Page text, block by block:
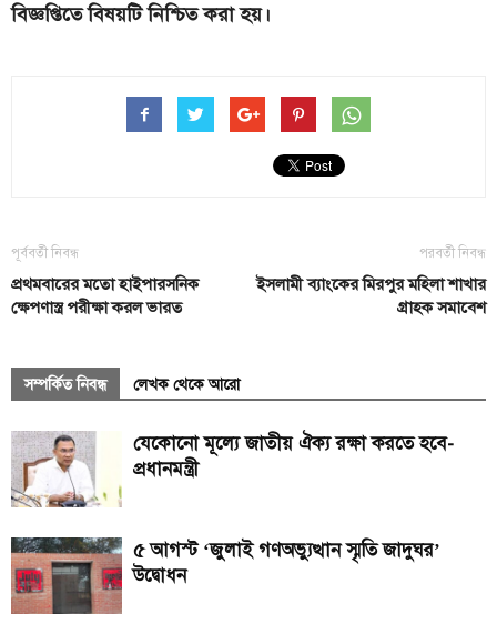
বিজ্ঞপ্তিতে বিষয়টি নিশ্চিত করা হয়।
পূর্ববর্তী নিবন্ধ
প্রথমবারের মতো হাইপারসনিক
ক্ষেপণাস্ত্র পরীক্ষা করল ভারত
পরবর্তী নিবন্ধ
ইসলামী ব্যাংকের মিরপুর মহিলা শাখার
গ্রাহক সমাবেশ
সম্পর্কিত নিবন্ধ লেখক থেকে আরো
যেকোনো মূল্যে জাতীয় ঐক্য রক্ষা করতে হবে-
প্রধানমন্ত্রী
৫ আগস্ট ‘জুলাই গণঅভ্যুত্থান স্মৃতি জাদুঘর’
উদ্বোধন